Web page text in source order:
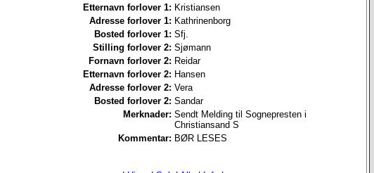
Etternavn forlover 1: Kristiansen
Adresse forlover 1: Kathrinenborg
Bosted forlover 1: Sfj.
Stilling forlover 2: Sjømann
Fornavn forlover 2: Reidar
Etternavn forlover 2: Hansen
Adresse forlover 2: Vera
Bosted forlover 2: Sandar
Merknader: Sendt Melding til Sognepresten i
Christiansand S
Kommentar: BØR LESES